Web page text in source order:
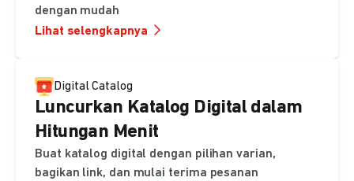
dengan mudah
Lihat selengkapnya
Digital Catalog
Luncurkan Katalog Digital dalam
Hitungan Menit
Buat katalog digital dengan pilihan varian,
bagikan link, dan mulai terima pesanan